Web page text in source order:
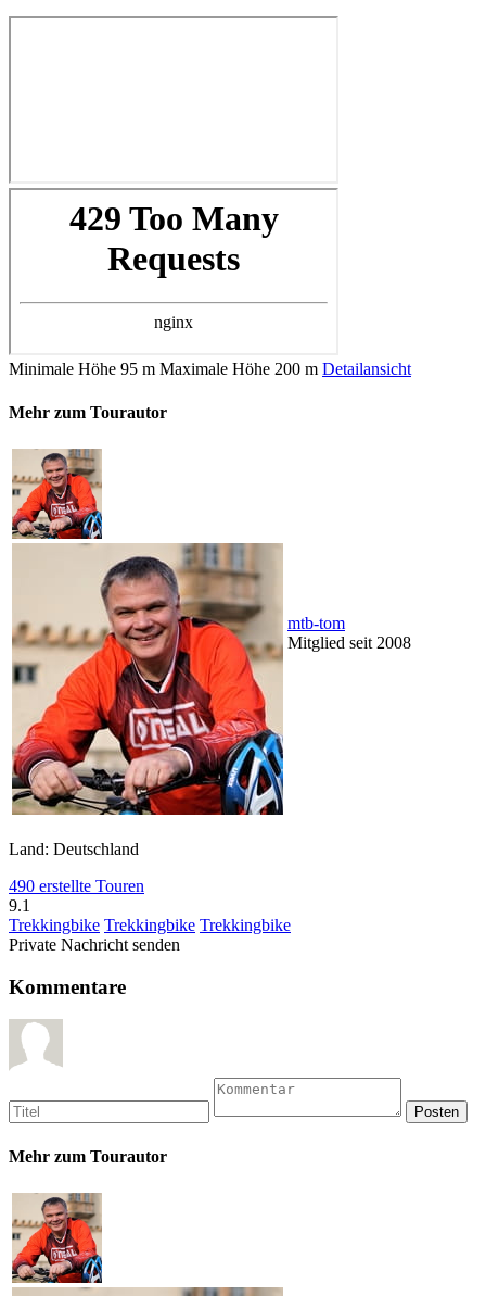
Minimale Höhe 95 m Maximale Höhe 200 m Detailansicht
Mehr zum Tourautor
mtb-tom
Mitglied seit 2008
Land: Deutschland
490 erstellte Touren
9.1
Trekkingbike Trekkingbike Trekkingbike
Private Nachricht senden
Kommentare
Mehr zum Tourautor